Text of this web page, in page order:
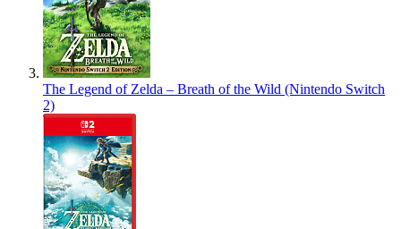
The Legend of Zelda – Breath of the Wild (Nintendo Switch
2)